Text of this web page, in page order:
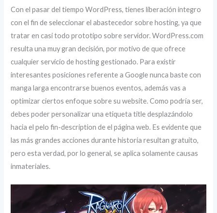
Con el pasar del tiempo WordPress, tienes liberación integro
con el fin de seleccionar el abastecedor sobre hosting, ya que
tratar en casi todo prototipo sobre servidor. WordPress.com
resulta una muy gran decisión, por motivo de que ofrece
cualquier servicio de hosting gestionado. Para existir
interesantes posiciones referente a Google nunca baste con
manga larga encontrarse buenos eventos, además vas a
optimizar ciertos enfoque sobre su website. Como podrí­a ser,
debes poder personalizar una etiqueta title desplazándolo
hacia el pelo fin-description de el página web. Es evidente que
las más grandes acciones durante historia resultan gratuito,
pero esta verdad, por lo general, se aplica solamente causas
inmateriales.